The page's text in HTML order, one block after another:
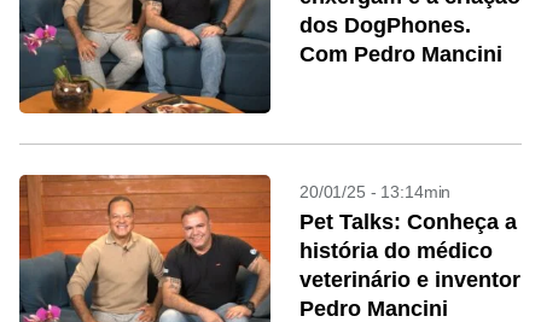
dos DogPhones.
Com Pedro Mancini
20/01/25 - 13:14min
Pet Talks: Conheça a
história do médico
veterinário e inventor
Pedro Mancini